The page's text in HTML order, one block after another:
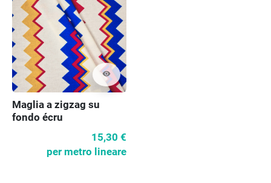
visibility
Maglia a zigzag su
fondo écru
15,30 €
per metro lineare